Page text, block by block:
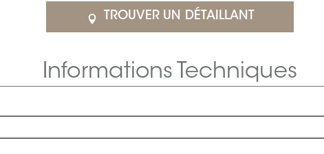
TROUVER UN DÉTAILLANT
Informations Techniques